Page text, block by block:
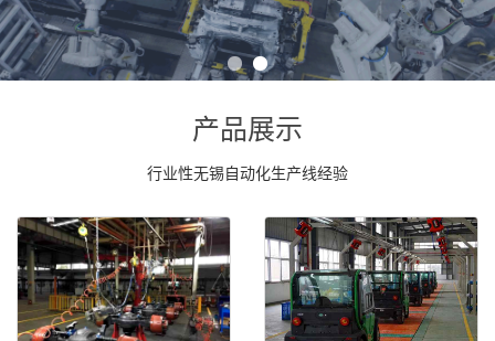
产品展示
行业性无锡自动化生产线经验